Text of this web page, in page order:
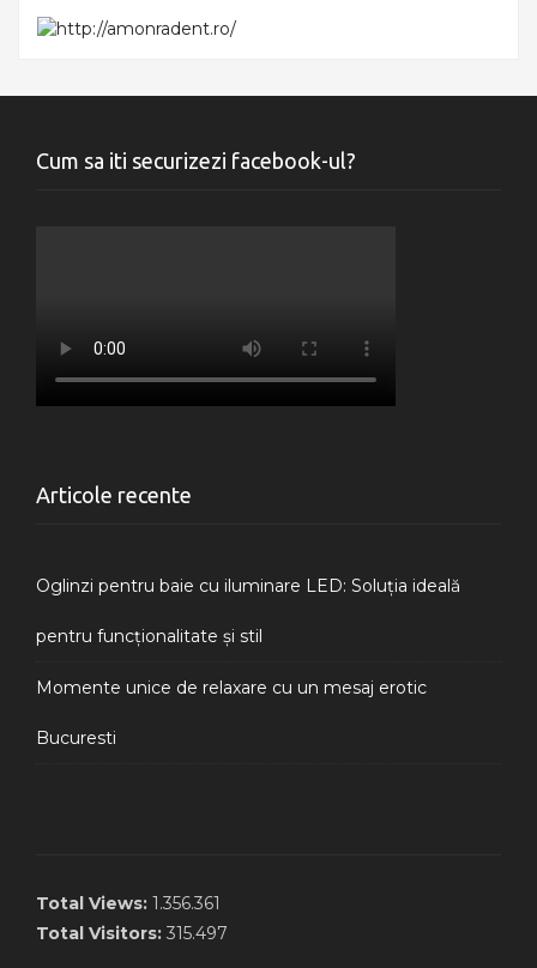
Cum sa iti securizezi facebook-ul?
Articole recente
Oglinzi pentru baie cu iluminare LED: Soluția ideală
pentru funcționalitate și stil
Momente unice de relaxare cu un mesaj erotic
Bucuresti
Total Views: 1.356.361
Total Visitors: 315.497